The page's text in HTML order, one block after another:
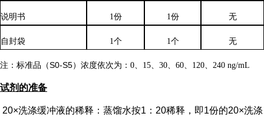
说明书 1份 1份 无
自封袋 1个 1个 无
注：标准品（S0-S5）浓度依次为： 0、15、30、60、120、240 ng/mL
试剂的准备
20×洗涤缓冲液的稀释：蒸馏水按1：20稀释，即1份的20×洗涤